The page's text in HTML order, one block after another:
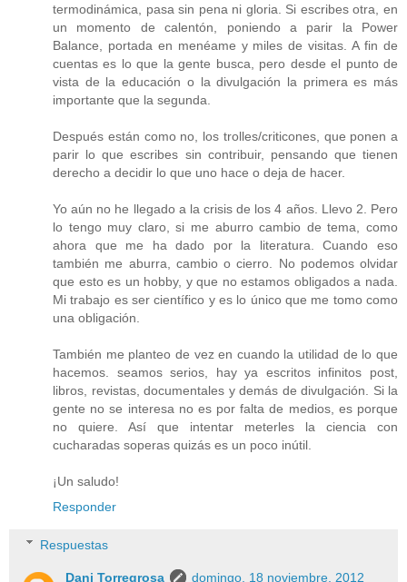
termodinámica, pasa sin pena ni gloria. Si escribes otra, en
un momento de calentón, poniendo a parir la Power
Balance, portada en menéame y miles de visitas. A fin de
cuentas es lo que la gente busca, pero desde el punto de
vista de la educación o la divulgación la primera es más
importante que la segunda.
Después están como no, los trolles/criticones, que ponen a
parir lo que escribes sin contribuir, pensando que tienen
derecho a decidir lo que uno hace o deja de hacer.
Yo aún no he llegado a la crisis de los 4 años. Llevo 2. Pero
lo tengo muy claro, si me aburro cambio de tema, como
ahora que me ha dado por la literatura. Cuando eso
también me aburra, cambio o cierro. No podemos olvidar
que esto es un hobby, y que no estamos obligados a nada.
Mi trabajo es ser científico y es lo único que me tomo como
una obligación.
También me planteo de vez en cuando la utilidad de lo que
hacemos. seamos serios, hay ya escritos infinitos post,
libros, revistas, documentales y demás de divulgación. Si la
gente no se interesa no es por falta de medios, es porque
no quiere. Así que intentar meterles la ciencia con
cucharadas soperas quizás es un poco inútil.
¡Un saludo!
Responder
Respuestas
Dani Torregrosa domingo, 18 noviembre, 2012